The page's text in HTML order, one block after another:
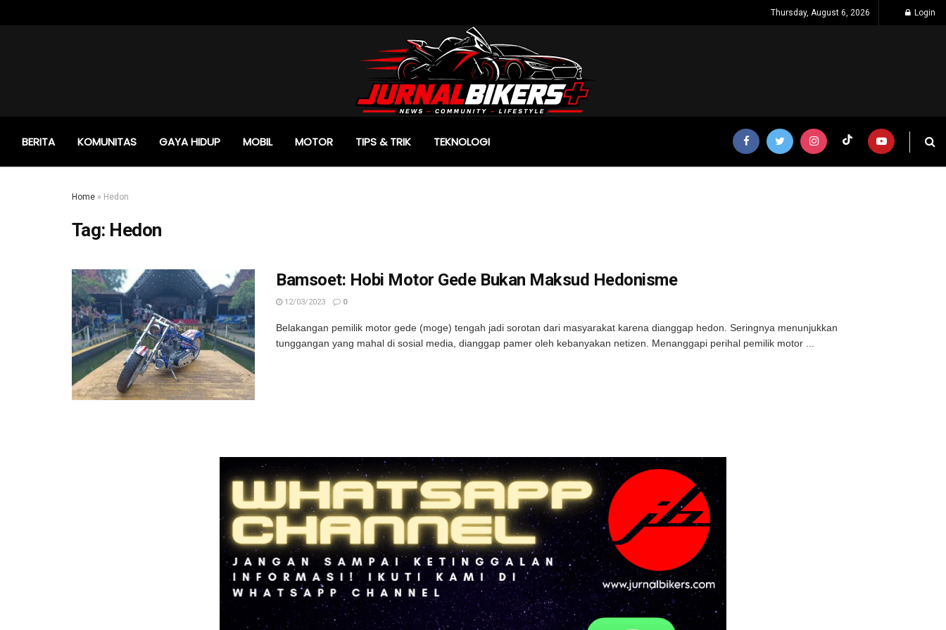
Thursday, August 6, 2026 Login
BERITA KOMUNITAS GAYA HIDUP MOBIL MOTOR TIPS & TRIK TEKNOLOGI
Home » Hedon
Tag: Hedon
Bamsoet: Hobi Motor Gede Bukan Maksud Hedonisme
12/03/2023 0
Belakangan pemilik motor gede (moge) tengah jadi sorotan dari masyarakat karena dianggap hedon. Seringnya menunjukkan
tunggangan yang mahal di sosial media, dianggap pamer oleh kebanyakan netizen. Menanggapi perihal pemilik motor ...